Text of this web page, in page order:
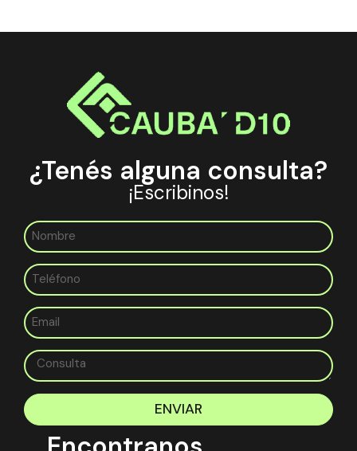
¿Tenés alguna consulta?
¡Escribinos!
ENVIAR